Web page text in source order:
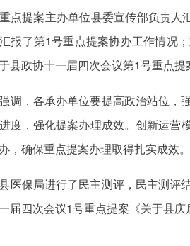
点提案主办单位县委宣传部负责
报了第1号重点提案协办工作情况
县政协十一届四次会议第1号重点提
调，各承办单位要提高政治站位，
度，强化提案办理成效。创新运营
，确保重点提案办理取得扎实成效。
医保局进行了民主测评，民主测评
届四次会议1号重点提案《关于县